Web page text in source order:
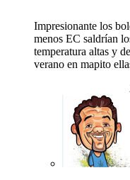
Impresionante los
menos EC saldrían
temperatura altas y
verano en mapito